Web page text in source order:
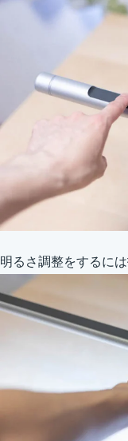
明るさ調整をするに